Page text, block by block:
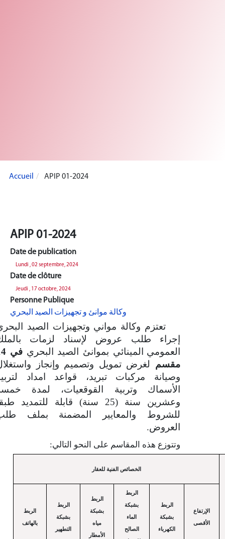
Accueil APIP 01-2024
APIP 01-2024
Date de publication
Lundi , 02 septembre, 2024
Date de clôture
Jeudi , 17 octobre, 2024
Personne Publique
وكالة موانئ و تجهيزات الصيد البحري
تعتزم وكالة مواني وتجهيزات الصيد
إجراء طلب عروض لإسناد لزمات
العمومي
المينائي بموانئ الصيد البحري
مقسم لغرض تمويل وتصميم وإنجاز
وصيانة مركبات تبريد، قواعد امداد
الأسماك وتربية القوقعيات، لمدة
وعشرين سنة (25 سنة) قابلة للتمديد
للشروط والمعايير المضمنة بملف
العروض.
وتتوزع هذه المقاسم على النحو التالي:
الخصائص الفنية للعقار
الربط
بالهاتف
الربط
بشبكة
التطهير
الربط
بشبكة
مياه
الأمطار
الربط
بشبكة
الماء
الصالح
الربط
بشبكة
الكهرباء
الإرتفاع
الأقصى